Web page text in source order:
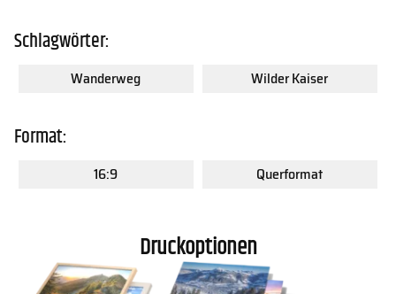
Schlagwörter:
Wanderweg Wilder Kaiser
Format:
16:9 Querformat
Druckoptionen